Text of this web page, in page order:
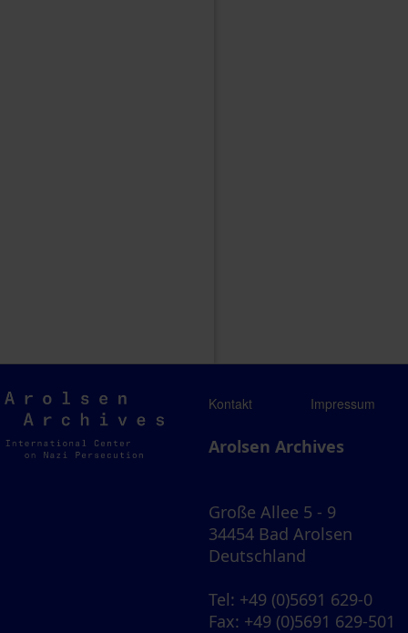
Arolsen
Archives
Kontakt Impressum
Arolsen Archives
Große Allee 5 - 9
34454 Bad Arolsen
Deutschland
Tel: +49 (0)5691 629-0
Fax: +49 (0)5691 629-501